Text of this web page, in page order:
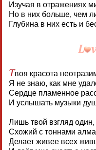
Изучая в отражениях
Но в них больше, чем
Глубина в них есть и
Твоя красота
Я не знаю, как мне
Сердце пламенное
И услышать музыки
Лишь твой взгляд
Схожий с тоннами
Делает живее всех